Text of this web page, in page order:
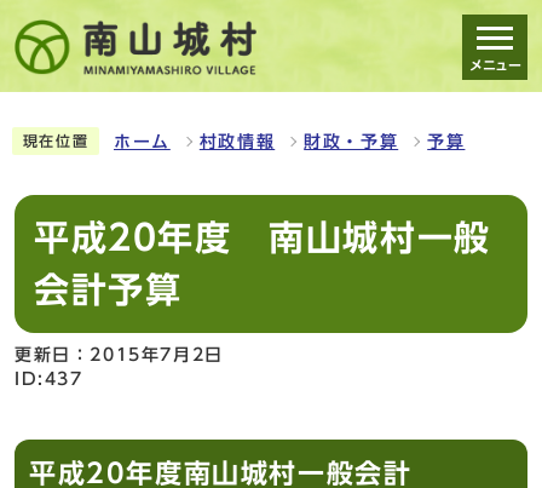
メニュー
現在位置 ホーム 村政情報 財政・予算 予算
平成20年度 南山城村一般
会計予算
更新日：2015年7月2日
ID:437
平成20年度南山城村一般会計